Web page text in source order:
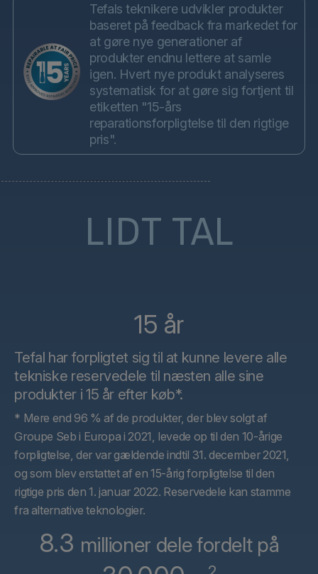
Tefals teknikere udvikler produkter
baseret på feedback fra markedet for
at gøre nye generationer af
produkter endnu lettere at samle
igen. Hvert nye produkt analyseres
systematisk for at gøre sig fortjent til
etiketten "15-års
reparationsforpligtelse til den rigtige
pris".
LIDT TAL
15 år
Tefal har forpligtet sig til at kunne levere alle
tekniske reservedele til næsten alle sine
produkter i 15 år efter køb*.
* Mere end 96 % af de produkter, der blev solgt af
Groupe Seb i Europa i 2021, levede op til den 10-årige
forpligtelse, der var gældende indtil 31. december 2021,
og som blev erstattet af en 15-årig forpligtelse til den
rigtige pris den 1. januar 2022. Reservedele kan stamme
fra alternative teknologier.
8.3 millioner dele fordelt på